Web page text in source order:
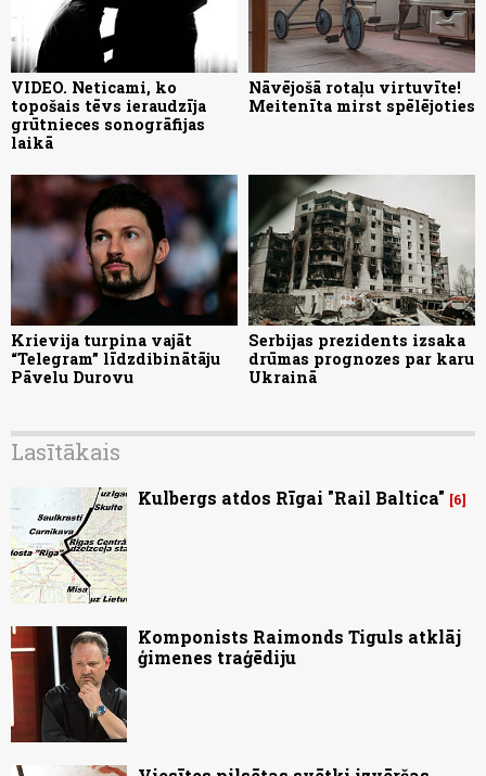
VIDEO. Neticami, ko
topošais tēvs ieraudzīja
grūtnieces sonogrāfijas
laikā
Nāvējošā rotaļu virtuvīte!
Meitenīta mirst spēlējoties
Krievija turpina vajāt
“Telegram” līdzdibinātāju
Pāvelu Durovu
Serbijas prezidents izsaka
drūmas prognozes par karu
Ukrainā
Lasītākais
Kulbergs atdos Rīgai "Rail Baltica" 6
Komponists Raimonds Tiguls atklāj
ģimenes traģēdiju